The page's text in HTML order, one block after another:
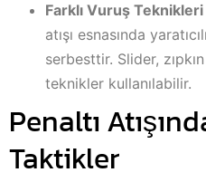
Farklı Vuruş
atışı esnasında
serbesttir. Slider,
teknikler kullanılabilir.
Penaltı
Taktikler